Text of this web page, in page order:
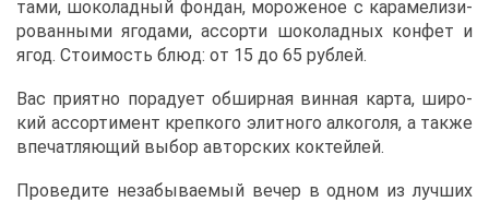
та­ми, шо­ко­лад­ный фон­дан, мо­ро­же­ное с ка­ра­ме­ли­зи­
ро­ван­ны­ми яго­да­ми, ас­сор­ти шо­ко­лад­ных кон­фет и
ягод. Сто­и­мость блюд: от 15 до 65 руб­лей.
Вас при­ят­но по­ра­ду­ет об­шир­ная вин­ная кар­та, ши­ро­
кий ас­сор­ти­мент креп­ко­го элит­но­го ал­ко­го­ля, а та­к­же
впе­чат­ля­ю­щий вы­бор ав­тор­ских кок­тей­лей.
Про­ве­ди­те неза­бы­ва­е­мый ве­чер в од­ном из луч­ших